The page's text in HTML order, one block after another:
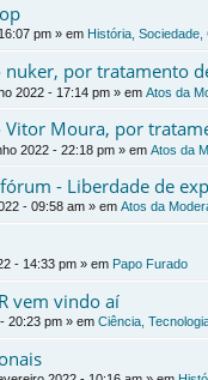
pm » em História,
por tratamento
2022 - 17:14 pm » em Atos da
Moura, por
2022 - 22:18 pm » em Atos da
- Liberdade de
- 09:58 am » em Atos da
- 14:33 pm » em Papo Furado
vem vindo aí
20:23 pm » em Ciência,